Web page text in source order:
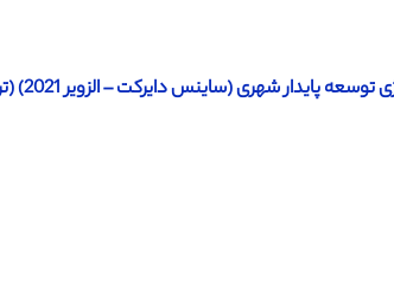
شهری (ساینس دایرکت – الزویر 2021) (ترجمه ویژه – طلایی